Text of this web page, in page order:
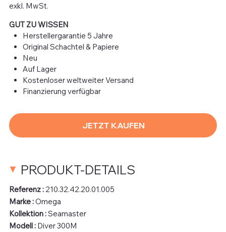
exkl. MwSt.
GUT ZU WISSEN
Herstellergarantie 5 Jahre
Original Schachtel & Papiere
Neu
Auf Lager
Kostenloser weltweiter Versand
Finanzierung verfügbar
JETZT KAUFEN
PRODUKT-DETAILS
Referenz : 210.32.42.20.01.005
Marke :Omega
Kollektion :Seamaster
Modell : Diver 300M